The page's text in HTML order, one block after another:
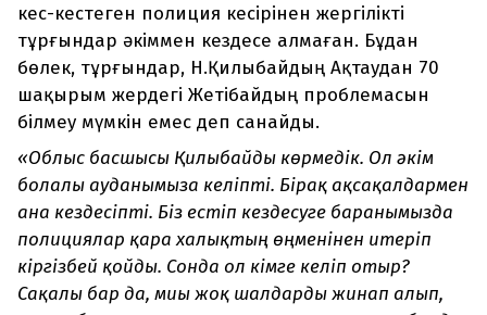
кес-кестеген полиция кесірінен жергілікті
тұрғындар әкіммен кездесе алмаған. Бұдан
бөлек, тұрғындар, Н.Қилыбайдың Ақтаудан 70
шақырым жердегі Жетібайдың проблемасын
білмеу мүмкін емес деп санайды.
«Облыс басшысы Қилыбайды көрмедік. Ол әкім
болғалы ауданымызға келіпті. Бірақ ақсақалдармен
ғана кездесіпті. Біз естіп кездесуге барғанымызда
полициялар қара халықтың өңменінен итеріп
кіргізбей қойды. Сонда ол кімге келіп отыр?
Сақалы бар да, миы жоқ шалдарды жинап алып,